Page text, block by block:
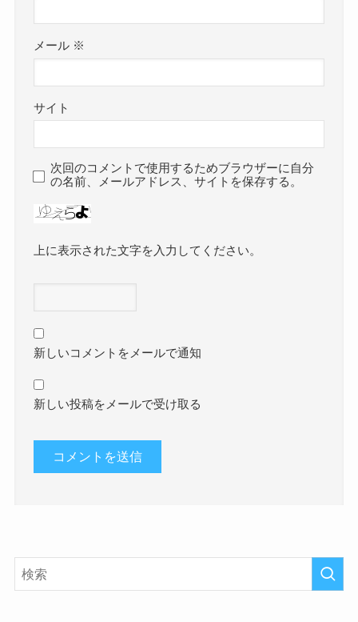
メール ※
サイト
次回のコメントで使用するためブラウザーに自分
の名前、メールアドレス、サイトを保存する。
上に表示された文字を入力してください。
新しいコメントをメールで通知
新しい投稿をメールで受け取る